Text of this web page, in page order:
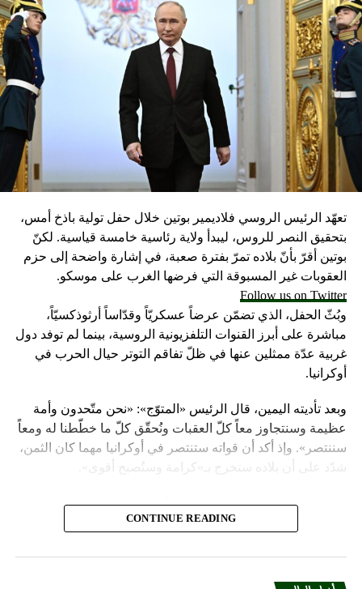
تعهّد الرئيس الروسي فلاديمير بوتين خلال حفل تولية باذخ أمس،
بتحقيق النصر للروس، ليبدأ ولاية رئاسية خامسة قياسية. لكنّ
بوتين أقرّ بأنّ بلاده تمرّ بفترة صعبة، في إشارة واضحة إلى حزم
العقوبات غير المسبوقة التي فرضها الغرب على موسكو.
Follow us on Twitter
وبُثّ الحفل، الذي تضمّن عرضاً عسكريّاً وقدّاساً أرثوذكسيّاً،
مباشرة على أبرز القنوات التلفزيونية الروسية، بينما لم توفد دول
غربية عدّة ممثلين عنها في ظلّ تفاقم التوتر حيال الحرب في
أوكرانيا.
وبعد تأديته اليمين، قال الرئيس «المتوّج»: «نحن متّحدون وأمة
عظيمة وسنتجاوز معاً كلّ العقبات ونُحقّق كلّ ما خطّطنا له ومعاً
سننتصر». وإذ أكد أن قواته ستنتصر في أوكرانيا مهما كان الثمن،
شدّد على أن بلاده ستخرج بـ»كرامة وستُصبح أقوى».
واعتبر «القيصر» من قاعة «سانت أندروز» في الكرملين، حيث
استُقبل بتصفيق حار من المسؤولين الروس وأبرز الشخصيات
هائل ومسؤولية ومهمّة مقدّسة».
CONTINUE READING